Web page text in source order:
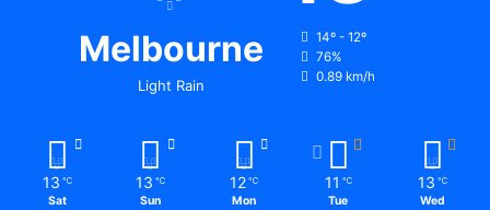
Melbourne
Light Rain
14º - 12º
76%
0.89 km/h
13 ℃
Sat
13 ℃
Sun
12 ℃
Mon
11 ℃
Tue
13 ℃
Wed